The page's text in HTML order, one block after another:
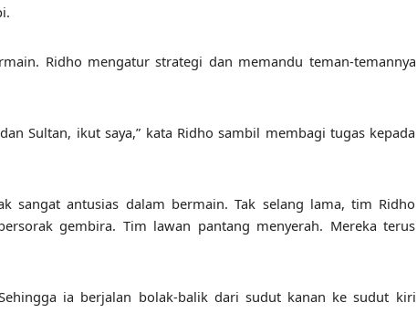
Ridho mengatur strategi dan memandu teman-temannya
Sultan, ikut saya,” kata Ridho sambil membagi tugas kepada
sangat antusias dalam bermain. Tak selang lama, tim Ridho
gembira. Tim lawan pantang menyerah. Mereka terus
ia berjalan bolak-balik dari sudut kanan ke sudut kiri